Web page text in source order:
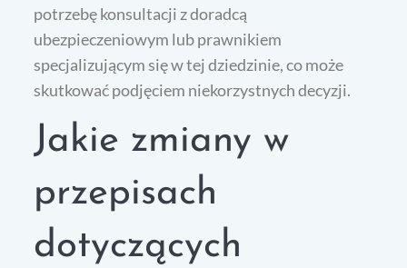
potrzebę konsultacji z doradcą
ubezpieczeniowym lub prawnikiem
specjalizującym się w tej dziedzinie, co może
skutkować podjęciem niekorzystnych decyzji.
Jakie zmiany w
przepisach
dotyczących